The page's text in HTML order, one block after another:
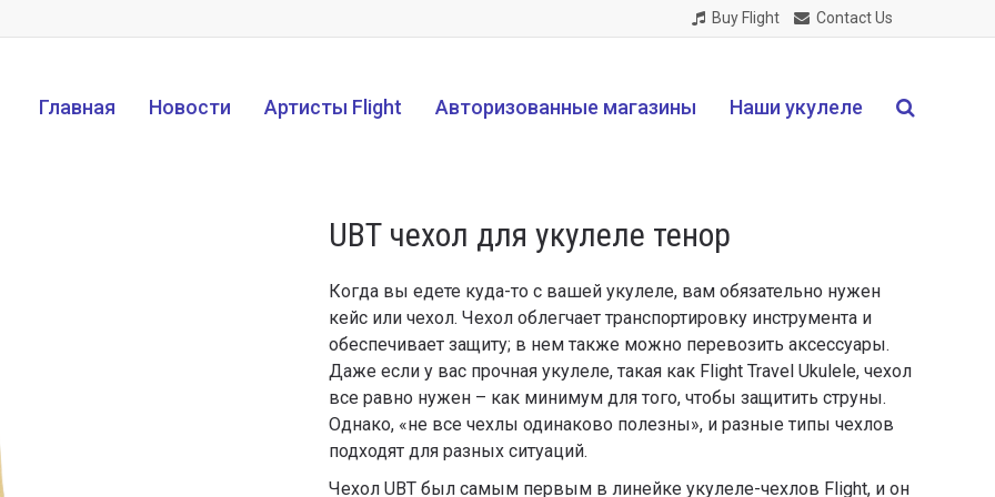
Buy Flight Contact Us
Главная Новости Артисты Flight Авторизованные магазины Наши укулеле
UBT чехол для укулеле тенор
Когда вы едете куда-то с вашей укулеле, вам обязательно нужен
кейс или чехол. Чехол облегчает транспортировку инструмента и
обеспечивает защиту; в нем также можно перевозить аксессуары.
Даже если у вас прочная укулеле, такая как Flight Travel Ukulele, чехол
все равно нужен – как минимум для того, чтобы защитить струны.
Однако, «не все чехлы одинаково полезны», и разные типы чехлов
подходят для разных ситуаций.
Чехол UBT был самым первым в линейке укулеле-чехлов Flight, и он